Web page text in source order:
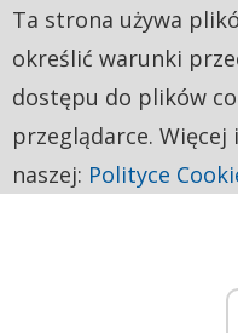
Ta strona używa
określić warunki
dostępu do plików
przeglądarce.
naszej: Polityce